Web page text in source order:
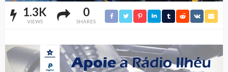
1.3K
VIEWS
0
SHARES